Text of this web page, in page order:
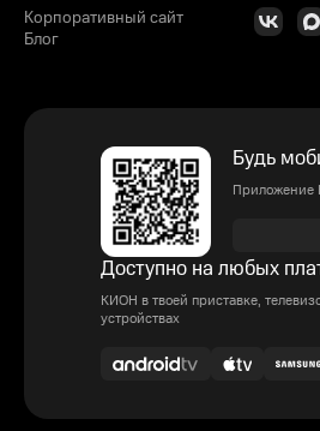
Корпоративный сайт
Блог
Будь
Приложение
Доступно на любых
КИОН в твоей приставке,
устройствах